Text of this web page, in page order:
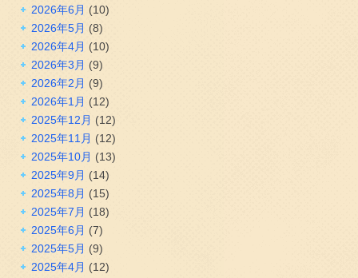
2026年6月 (10)
2026年5月 (8)
2026年4月 (10)
2026年3月 (9)
2026年2月 (9)
2026年1月 (12)
2025年12月 (12)
2025年11月 (12)
2025年10月 (13)
2025年9月 (14)
2025年8月 (15)
2025年7月 (18)
2025年6月 (7)
2025年5月 (9)
2025年4月 (12)